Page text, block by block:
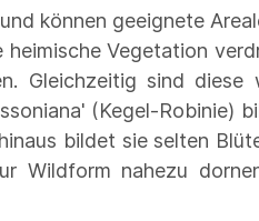
können geeignete
Vegetation
Gleichzeitig sind diese
(Kegel-Robinie)
bildet sie selten
Wildform nahezu